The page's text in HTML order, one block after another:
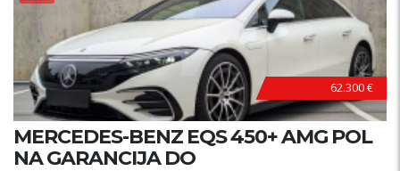
62.300 €
MERCEDES-BENZ EQS 450+ AMG POL
NA GARANCIJA DO